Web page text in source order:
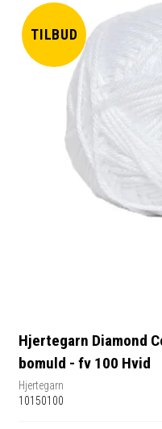
TILBUD
Hjertegarn Diamond
bomuld - fv 100 Hvid
Hjertegarn
10150100